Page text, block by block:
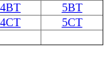
4BT
5BT
4CT
5CT